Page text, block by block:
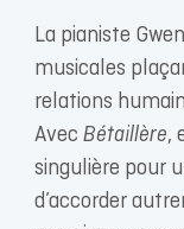
La pianiste
musicales
relations
Avec Bétaillère,
singulière pour
d’accorder